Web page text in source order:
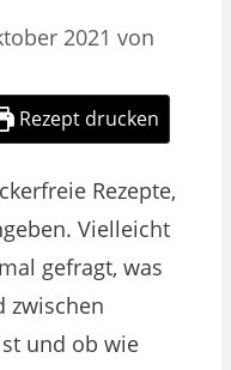
2021 von
Rezept drucken
Rezepte,
Vielleicht
gefragt, was
zwischen
und ob wie